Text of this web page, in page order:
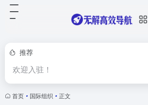
推荐
欢迎入驻！
首页 • 国际组织 • 正文